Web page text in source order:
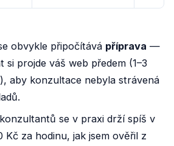
obvykle připočítává příprava —
projde váš web předem (1–3
aby konzultace nebyla strávená
se v praxi drží spíš v
Kč za hodinu, jak jsem ověřil z